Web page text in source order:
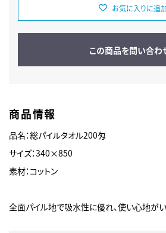
お気に入りに追
この商品を問い合わ
商品情報
品名：総パイルタオル200匁
サイズ：340×850
素材：コットン
全面パイル地で吸水性に優れ、使い心地がい